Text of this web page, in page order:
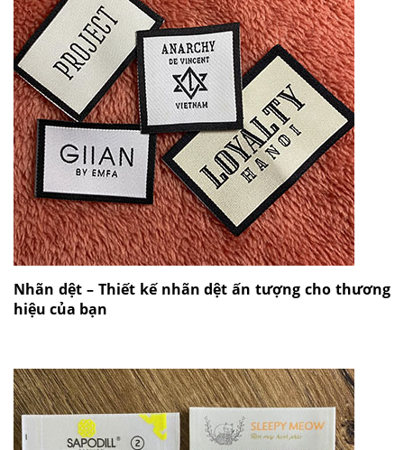
Nhãn dệt – Thiết kế nhãn dệt ấn tượng cho thương
hiệu của bạn